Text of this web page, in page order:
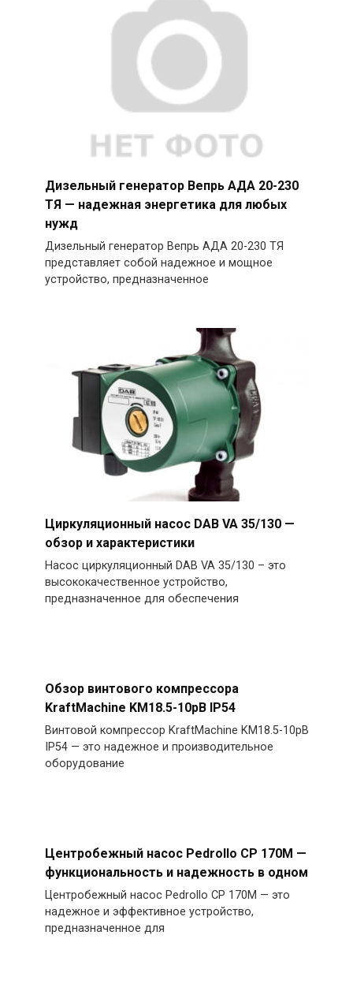
Дизельный генератор Вепрь АДА 20-230
ТЯ — надежная энергетика для любых
нужд
Дизельный генератор Вепрь АДА 20-230 ТЯ
представляет собой надежное и мощное
устройство, предназначенное
Циркуляционный насос DAB VA 35/130 —
обзор и характеристики
Насос циркуляционный DAB VA 35/130 – это
высококачественное устройство,
предназначенное для обеспечения
Обзор винтового компрессора
KraftMachine KM18.5-10рВ IP54
Винтовой компрессор KraftMachine KM18.5-10рВ
IP54 — это надежное и производительное
оборудование
Центробежный насос Pedrollo CP 170M —
функциональность и надежность в одном
Центробежный насос Pedrollo CP 170M — это
надежное и эффективное устройство,
предназначенное для